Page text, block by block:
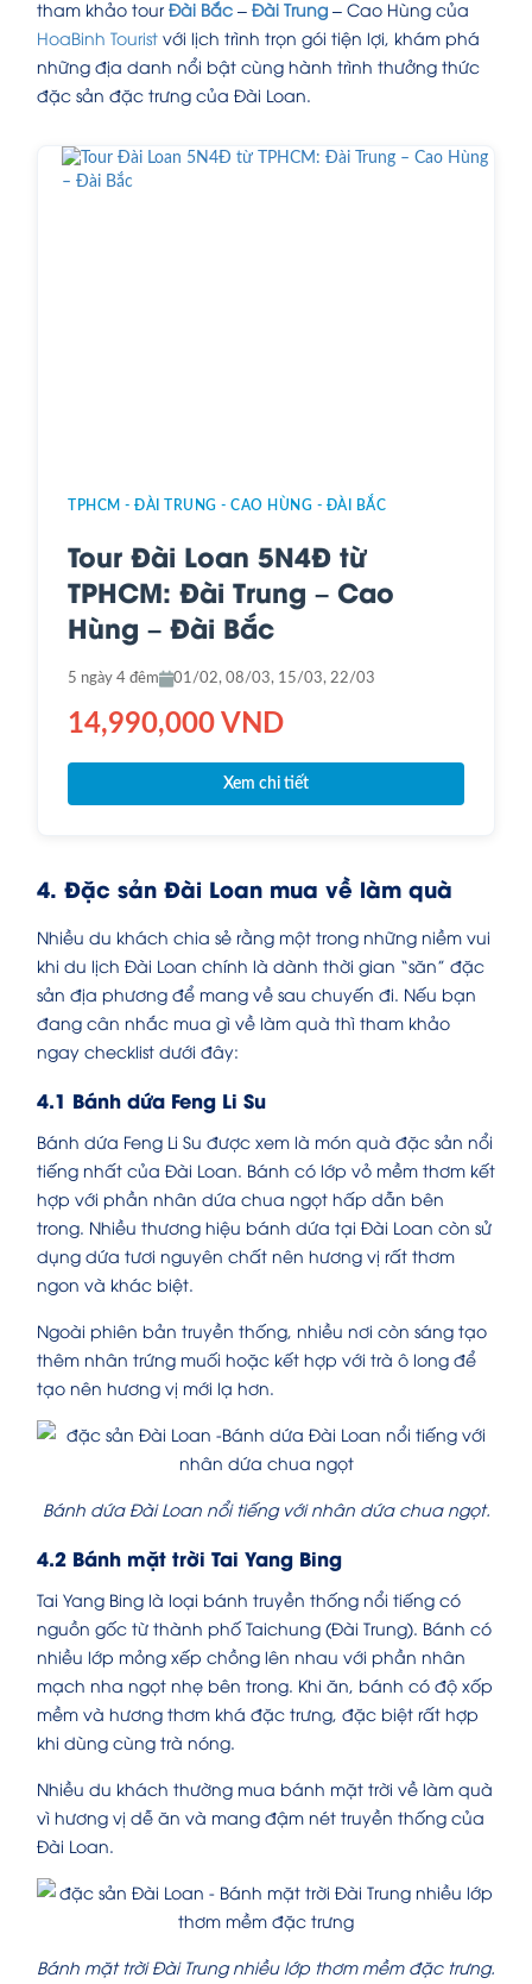
tham khảo tour Đài Bắc – Đài Trung – Cao Hùng của
HoaBinh Tourist với lịch trình trọn gói tiện lợi, khám phá
những địa danh nổi bật cùng hành trình thưởng thức
đặc sản đặc trưng của Đài Loan.
TPHCM - ĐÀI TRUNG - CAO HÙNG - ĐÀI BẮC
Tour Đài Loan 5N4Đ từ
TPHCM: Đài Trung – Cao
Hùng – Đài Bắc
5 ngày 4 đêm 01/02, 08/03, 15/03, 22/03
14,990,000 VND
Xem chi tiết
4. Đặc sản Đài Loan mua về làm quà
Nhiều du khách chia sẻ rằng một trong những niềm vui
khi du lịch Đài Loan chính là dành thời gian “săn” đặc
sản địa phương để mang về sau chuyến đi. Nếu bạn
đang cân nhắc mua gì về làm quà thì tham khảo
ngay checklist dưới đây:
4.1 Bánh dứa Feng Li Su
Bánh dứa Feng Li Su được xem là món quà đặc sản nổi
tiếng nhất của Đài Loan. Bánh có lớp vỏ mềm thơm kết
hợp với phần nhân dứa chua ngọt hấp dẫn bên
trong. Nhiều thương hiệu bánh dứa tại Đài Loan còn sử
dụng dứa tươi nguyên chất nên hương vị rất thơm
ngon và khác biệt.
Ngoài phiên bản truyền thống, nhiều nơi còn sáng tạo
thêm nhân trứng muối hoặc kết hợp với trà ô long để
tạo nên hương vị mới lạ hơn.
Bánh dứa Đài Loan nổi tiếng với nhân dứa chua ngọt.
4.2 Bánh mặt trời Tai Yang Bing
Tai Yang Bing là loại bánh truyền thống nổi tiếng có
nguồn gốc từ thành phố Taichung (Đài Trung). Bánh có
nhiều lớp mỏng xếp chồng lên nhau với phần nhân
mạch nha ngọt nhẹ bên trong. Khi ăn, bánh có độ xốp
mềm và hương thơm khá đặc trưng, đặc biệt rất hợp
khi dùng cùng trà nóng.
Nhiều du khách thường mua bánh mặt trời về làm quà
vì hương vị dễ ăn và mang đậm nét truyền thống của
Đài Loan.
Bánh mặt trời Đài Trung nhiều lớp thơm mềm đặc trưng.